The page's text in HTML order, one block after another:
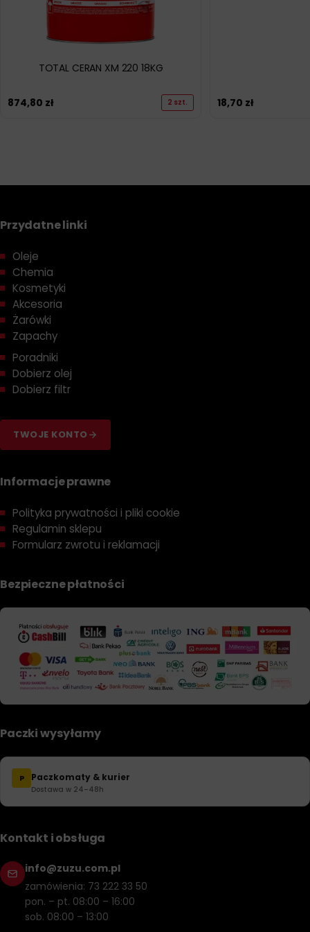
TOTAL CERAN XM 220 18KG
874,80 zł 2 szt. 18,70 zł
Przydatne linki
Oleje
Chemia
Kosmetyki
Akcesoria
Żarówki
Zapachy
Poradniki
Dobierz olej
Dobierz filtr
TWOJE KONTO
Informacje prawne
Polityka prywatności i pliki cookie
Regulamin sklepu
Formularz zwrotu i reklamacji
Bezpieczne płatności
Paczki wysyłamy
P Paczkomaty & kurier
Dostawa w 24–48h
Kontakt i obsługa
info@zuzu.com.pl
zamówienia: 73 222 33 50
pon. – pt. 08:00 – 16:00
sob. 08:00 – 13:00